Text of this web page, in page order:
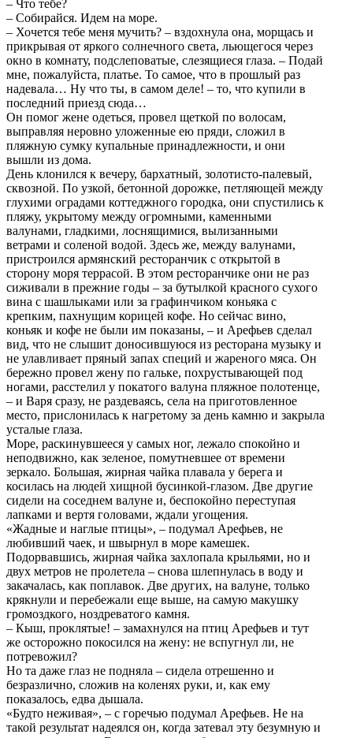
– Что тебе?
– Собирайся. Идем на море.
– Хочется тебе меня мучить? – вздохнула она, морщась и
прикрывая от яркого солнечного света, льющегося через
окно в комнату, подслеповатые, слезящиеся глаза. – Подай
мне, пожалуйста, платье. То самое, что в прошлый раз
надевала… Ну что ты, в самом деле! – то, что купили в
последний приезд сюда…
Он помог жене одеться, провел щеткой по волосам,
выправляя неровно уложенные ею пряди, сложил в
пляжную сумку купальные принадлежности, и они
вышли из дома.
День клонился к вечеру, бархатный, золотисто-палевый,
сквозной. По узкой, бетонной дорожке, петляющей между
глухими оградами коттеджного городка, они спустились к
пляжу, укрытому между огромными, каменными
валунами, гладкими, лоснящимися, вылизанными
ветрами и соленой водой. Здесь же, между валунами,
пристроился армянский ресторанчик с открытой в
сторону моря террасой. В этом ресторанчике они не раз
сиживали в прежние годы – за бутылкой красного сухого
вина с шашлыками или за графинчиком коньяка с
крепким, пахнущим корицей кофе. Но сейчас вино,
коньяк и кофе не были им показаны, – и Арефьев сделал
вид, что не слышит доносившуюся из ресторана музыку и
не улавливает пряный запах специй и жареного мяса. Он
бережно провел жену по гальке, похрустывающей под
ногами, расстелил у покатого валуна пляжное полотенце,
– и Варя сразу, не раздеваясь, села на приготовленное
место, прислонилась к нагретому за день камню и закрыла
усталые глаза.
Море, раскинувшееся у самых ног, лежало спокойно и
неподвижно, как зеленое, помутневшее от времени
зеркало. Большая, жирная чайка плавала у берега и
косилась на людей хищной бусинкой-глазом. Две другие
сидели на соседнем валуне и, беспокойно переступая
лапками и вертя головами, ждали угощения.
«Жадные и наглые птицы», – подумал Арефьев, не
любивший чаек, и швырнул в море камешек.
Подорвавшись, жирная чайка захлопала крыльями, но и
двух метров не пролетела – снова шлепнулась в воду и
закачалась, как поплавок. Две других, на валуне, только
крякнули и перебежали еще выше, на самую макушку
громоздкого, ноздреватого камня.
– Кыш, проклятые! – замахнулся на птиц Арефьев и тут
же осторожно покосился на жену: не вспугнул ли, не
потревожил?
Но та даже глаз не подняла – сидела отрешенно и
безразлично, сложив на коленях руки, и, как ему
показалось, едва дышала.
«Будто неживая», – с горечью подумал Арефьев. Не на
такой результат надеялся он, когда затевал эту безумную и